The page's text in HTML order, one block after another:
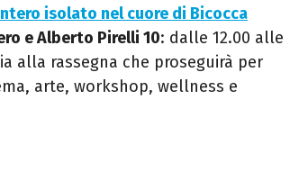
isolato nel cuore di Bicocca
e Alberto Pirelli 10: dalle 12.00 alle
alla rassegna che proseguirà per
arte, workshop, wellness e